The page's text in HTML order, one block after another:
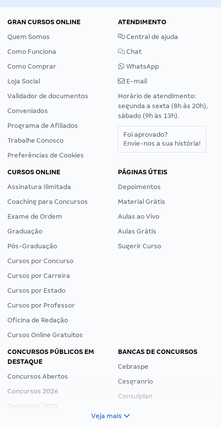
GRAN CURSOS ONLINE
Quem Somos
Como Funciona
Como Comprar
Loja Social
Validador de documentos
Conveniados
Programa de Afiliados
Trabalhe Conosco
Preferências de Cookies
ATENDIMENTO
Central de ajuda
Chat
WhatsApp
E-mail
Horário de atendimento:
segunda a sexta (8h às 20h),
sábado (9h às 13h).
Foi aprovado?
Envie-nos a sua história!
CURSOS ONLINE
Assinatura Ilimitada
Coaching para Concursos
Exame de Ordem
Graduação
Pós-Graduação
Cursos por Concurso
Cursos por Carreira
Cursos por Estado
Cursos por Professor
Oficina de Redação
Cursos Online Gratuitos
PÁGINAS ÚTEIS
Depoimentos
Material Grátis
Aulas ao Vivo
Aulas Grátis
Sugerir Curso
CONCURSOS PÚBLICOS EM
DESTAQUE
Concursos Abertos
Concursos 2026
Concursos 2025
BANCAS DE CONCURSOS
Cebraspe
Cesgranrio
Consulplan
Veja mais